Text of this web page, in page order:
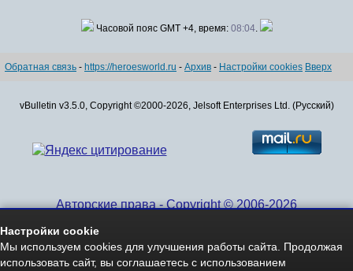
Часовой пояс GMT +4, время: 08:04.
Обратная связь - https://heroesworld.ru - Архив - Настройки cookies Вверх
vBulletin v3.5.0, Copyright ©2000-2026, Jelsoft Enterprises Ltd. (Русский)
Авторские права - Copyright © 2006-2026
Настройки cookie
Мы используем cookies для улучшения работы сайта. Продолжая
использовать сайт, вы соглашаетесь с использованием